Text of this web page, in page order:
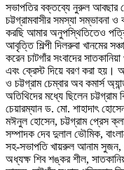
সভাপতির বক্তব্যে নুরুল আবছার
চট্টগ্রামবাসীর সমস্যা
করছি আমার অনুপস্থিতিতেও
আবৃত্তি শিল্পী দিলরুবা খানমের
করেন চাটগাঁর সংবাদের
এবং ক্রেস্ট দিয়ে বরণ করা হয়।
ও চট্টগ্রাম চেম্বার অব কমার্স
অতিথিদের মধ্যে ছিলেন চট্টগ্রাম
চেয়ারম্যান ড. মো. শাহাদাৎ
মঈনুল হোসেন, চট্টগ্রাম প্রেস
সম্পাদক দেব দুলাল ভৌমিক,
সহ-সভাপতি খায়রুল আনাম সুজন,
অধ্যক্ষ শিব শঙ্কর শীল,